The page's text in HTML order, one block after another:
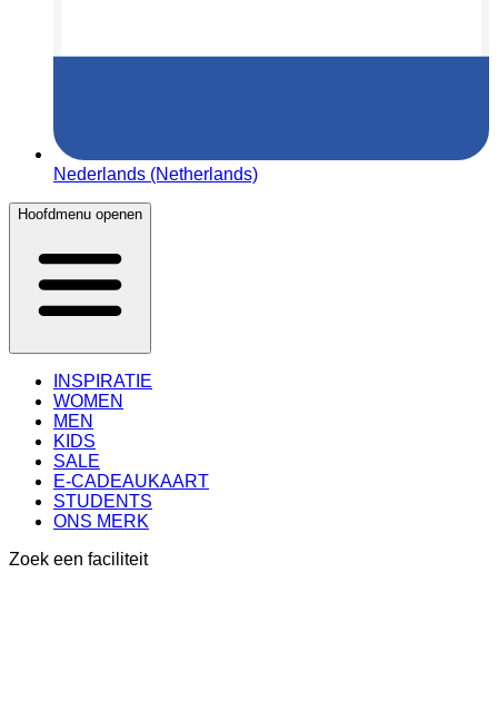
Nederlands (Netherlands)
Hoofdmenu openen
INSPIRATIE
WOMEN
MEN
KIDS
SALE
E-CADEAUKAART
STUDENTS
ONS MERK
Zoek een faciliteit